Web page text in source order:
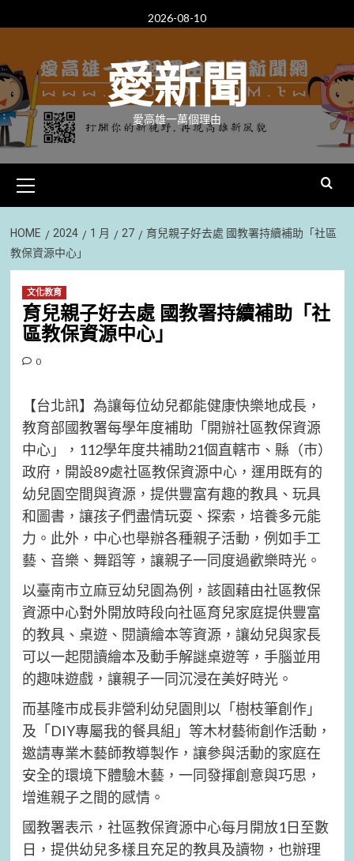
to
2026-08-10
愛新聞
愛高雄一萬個理由
Menu
HOME 2024 1 月 27
育兒親子好去處 國教署持續補助「社區
教保資源中心」
文化教育
育兒親子好去處 國教署持續補助「社
區教保資源中心」
0
【台北訊】為讓每位幼兒都能健康快樂地成長，
教育部國教署每學年度補助「開辦社區教保資源
中心」，112學年度共補助21個直轄市、縣（市）
政府，開設89處社區教保資源中心，運用既有的
幼兒園空間與資源，提供豐富有趣的教具、玩具
和圖書，讓孩子們盡情玩耍、探索，培養多元能
力。此外，中心也舉辦各種親子活動，例如手工
藝、音樂、舞蹈等，讓親子一同度過歡樂時光。
以臺南市立麻豆幼兒園為例，該園藉由社區教保
資源中心對外開放時段向社區育兒家庭提供豐富
的教具、桌遊、閱讀繪本等資源，讓幼兒與家長
可以一起閱讀繪本及動手解謎桌遊等，手腦並用
的趣味遊戲，讓親子一同沉浸在美好時光。
而基隆市成長非營利幼兒園則以「樹枝筆創作」
及「DIY專屬我的餐具組」等木材藝術創作活動，
邀請專業木藝師教導製作，讓參與活動的家庭在
安全的環境下體驗木藝，一同發揮創意與巧思，
增進親子之間的感情。
國教署表示，社區教保資源中心每月開放1日至數
日，提供幼兒多樣且充足的教具及讀物，也辦理